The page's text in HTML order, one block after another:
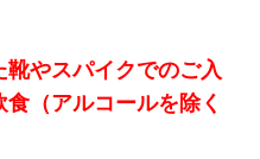
靴やスパイクでのご入
（アルコールを除く